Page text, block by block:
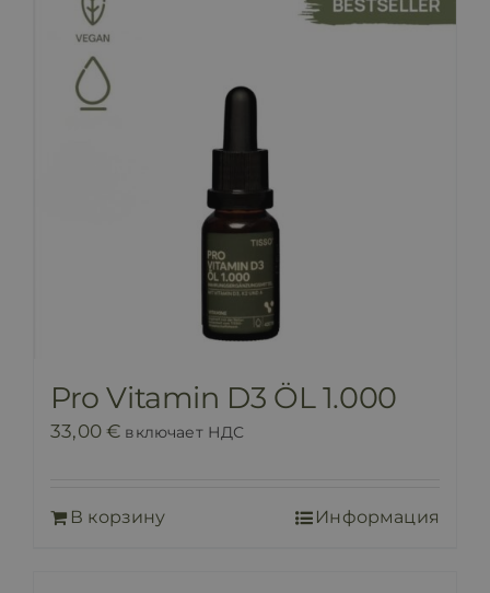
Pro Vitamin D3 ÖL 1.000
33,00€ включает НДС
В корзину Информация